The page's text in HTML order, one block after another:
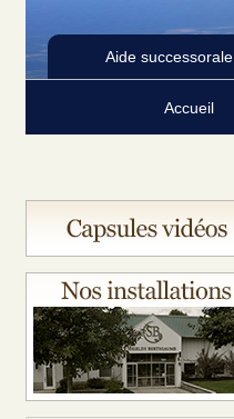
Aide successorale
Accueil